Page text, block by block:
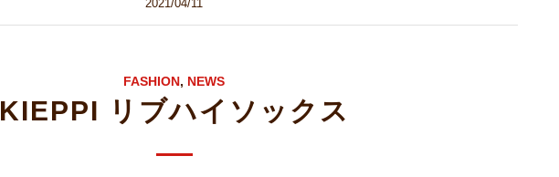
2021/04/11
FASHION, NEWS
KIEPPI リブハイソックス